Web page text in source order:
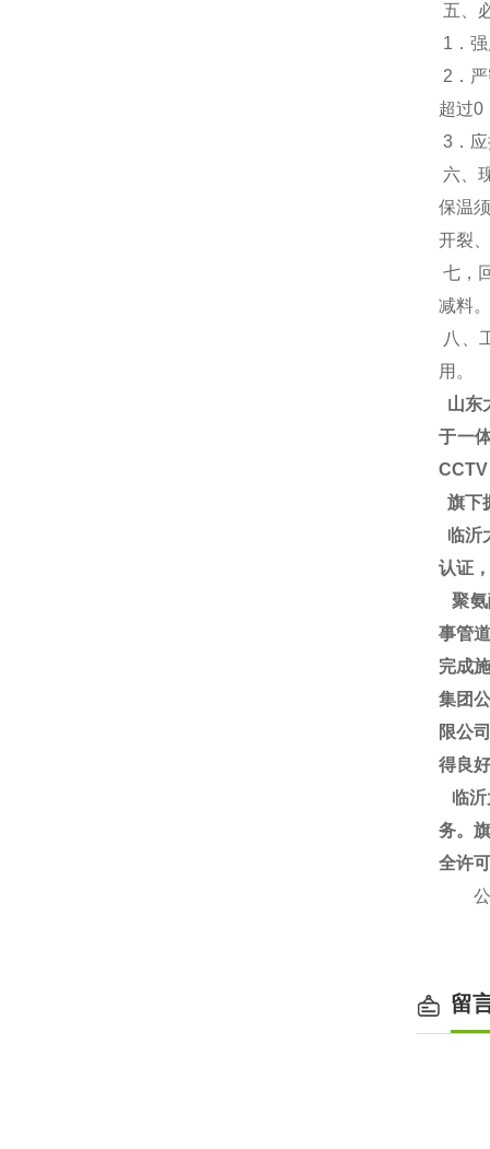
五、
1．
2．
超过0
3．
六、
保温
开裂
七，
减料。
八、
用。
山东
于一
旗下
临沂
认证
聚氨
事管
完成
集团
限公
得良
临沂
务。
全许
公司
留